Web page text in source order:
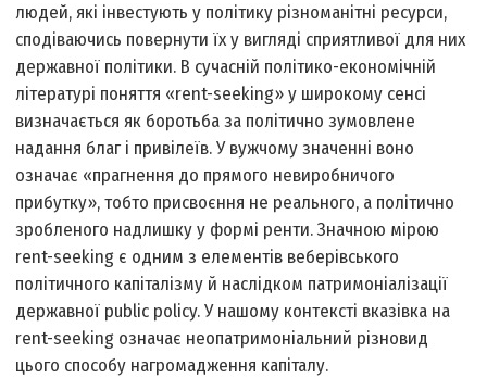
людей, які інвестують у політику різноманітні ресурси,
сподіваючись повернути їх у вигляді сприятливої для них
державної політики. В сучасній політико-економічній
літературі поняття «rent-seeking» у широкому сенсі
визначається як боротьба за політично зумовлене
надання благ і привілеїв. У вужчому значенні воно
означає «прагнення до прямого невиробничого
прибутку», тобто присвоєння не реального, а політично
зробленого надлишку у формі ренти. Значною мірою
rent-seeking є одним з елементів веберівського
політичного капіталізму й наслідком патримоніалізації
державної public policy. У нашому контексті вказівка на
rent-seeking означає неопатримоніальний різновид
цього способу нагромадження капіталу.